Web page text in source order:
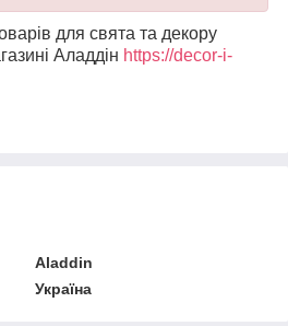
для свята та декору
Аладдін https://decor-i-
Aladdin
Україна